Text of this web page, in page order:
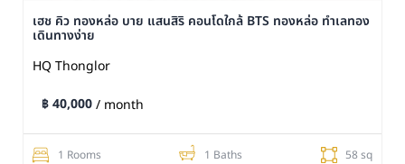
เฮช คิว ทองหล่อ บาย แสนสิริ คอนโดใกล้ BTS ทองหล่อ ทำเลทอง
เดินทางง่าย
HQ Thonglor
฿ 40,000/ month
1 Rooms 1 Baths 58 sq